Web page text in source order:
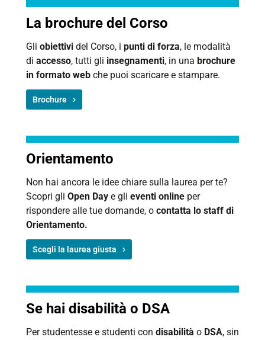
La brochure del Corso
Gli obiettivi del Corso, i punti di forza, le modalità
di accesso, tutti gli insegnamenti, in una brochure
in formato web che puoi scaricare e stampare.
Brochure
Orientamento
Non hai ancora le idee chiare sulla laurea per te?
Scopri gli Open Day e gli eventi online per
rispondere alle tue domande, o contatta lo staff di
Orientamento.
Scegli la laurea giusta
Se hai disabilità o DSA
Per studentesse e studenti con disabilità o DSA, sin